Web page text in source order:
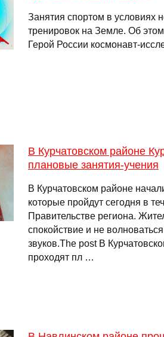
Занятия спортом в условиях
тренировок на Земле. Об этом
Герой России космонавт-
В Курчатовском районе
плановые занятия-учения
В Курчатовском районе
которые пройдут сегодня в
Правительстве региона.
спокойствие и не
звуков.The post В
проходят пл …